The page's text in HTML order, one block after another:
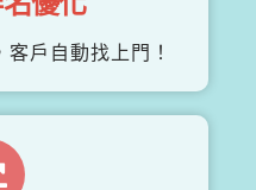
戶自動找上門！